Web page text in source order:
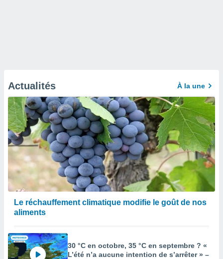
Actualités À la une
Le réchauffement climatique modifie le goût de nos
aliments
30 °C en octobre, 35 °C en septembre ? «
L’été n’a aucune intention de s’arrêter » –